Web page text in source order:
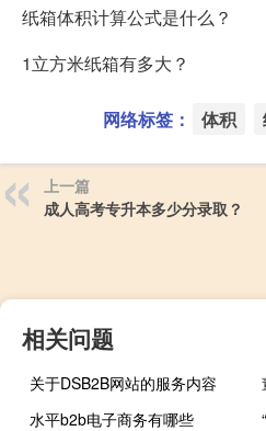
纸箱体积计算公式是什么？
1立方米纸箱有多大？
网络标签： 体积
上一篇
成人高考专升本多少分录取？
相关问题
关于DSB2B网站的服务内容
水平b2b电子商务有哪些